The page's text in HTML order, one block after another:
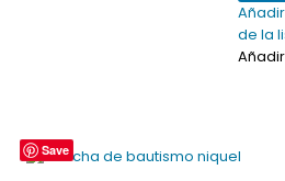
de la
Save